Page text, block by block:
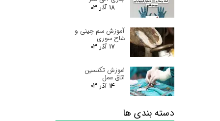
۱۸ آذر ۰۳
آموزش سم چینی و
شاخ سوزی
۱۷ آذر ۰۳
اموزش تکنسین
اتاق عمل
۱۴ آذر ۰۳
دسته بندی ها